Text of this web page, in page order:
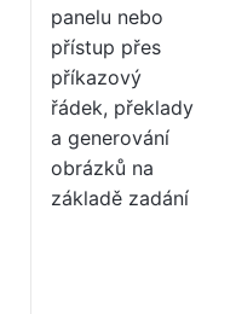
panelu nebo
přístup přes
příkazový
řádek, překlady
a generování
obrázků na
základě zadání